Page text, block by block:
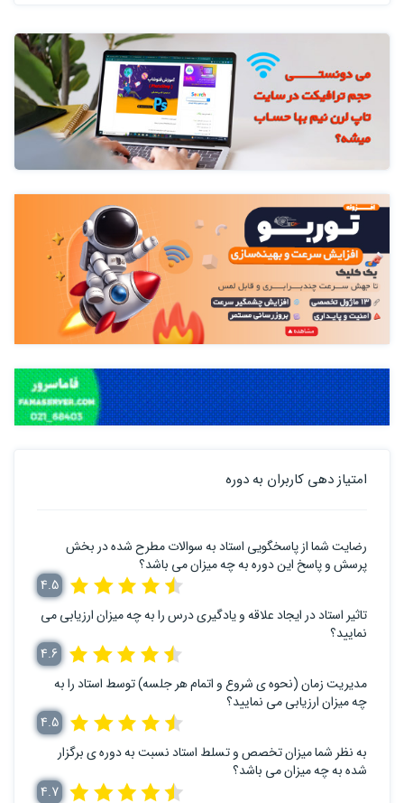
امتیاز دهی کاربران به دوره
رضایت شما از پاسخگویی استاد به سوالات مطرح شده در بخش
پرسش و پاسخ این دوره به چه میزان می باشد؟
4.5
تاثیر استاد در ایجاد علاقه و یادگیری درس را به چه میزان ارزیابی می
نمایید؟
4.6
مدیریت زمان (نحوه ی شروع و اتمام هر جلسه) توسط استاد را به
چه میزان ارزیابی می نمایید؟
4.5
به نظر شما میزان تخصص و تسلط استاد نسبت به دوره ی برگزار
شده به چه میزان می باشد؟
4.7